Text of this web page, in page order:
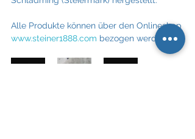
Alle Produkte können über den Onlineshop
www.steiner1888.com bezogen werden.